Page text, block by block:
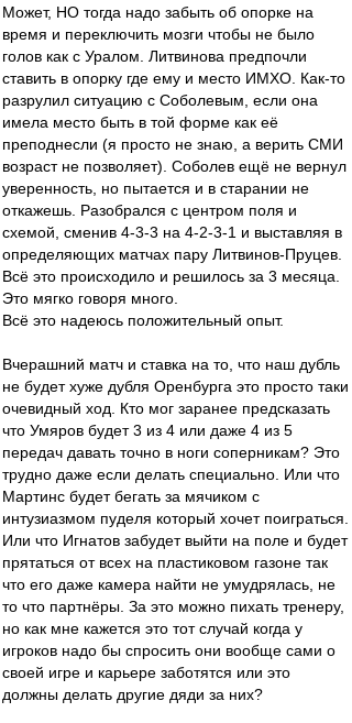
Может, НО тогда надо забыть об опорке на
время и переключить мозги чтобы не было
голов как с Уралом. Литвинова предпочли
ставить в опорку где ему и место ИМХО. Как-то
разрулил ситуацию с Соболевым, если она
имела место быть в той форме как её
преподнесли (я просто не знаю, а верить СМИ
возраст не позволяет). Соболев ещё не вернул
уверенность, но пытается и в старании не
откажешь. Разобрался с центром поля и
схемой, сменив 4-3-3 на 4-2-3-1 и выставляя в
определяющих матчах пару Литвинов-Пруцев.
Всё это происходило и решилось за 3 месяца.
Это мягко говоря много.
Всё это надеюсь положительный опыт.
Вчерашний матч и ставка на то, что наш дубль
не будет хуже дубля Оренбурга это просто таки
очевидный ход. Кто мог заранее предсказать
что Умяров будет 3 из 4 или даже 4 из 5
передач давать точно в ноги соперникам? Это
трудно даже если делать специально. Или что
Мартинс будет бегать за мячиком с
интузиазмом пуделя который хочет поиграться.
Или что Игнатов забудет выйти на поле и будет
прятаться от всех на пластиковом газоне так
что его даже камера найти не умудрялась, не
то что партнёры. За это можно пихать тренеру,
но как мне кажется это тот случай когда у
игроков надо бы спросить они вообще сами о
своей игре и карьере заботятся или это
должны делать другие дяди за них?